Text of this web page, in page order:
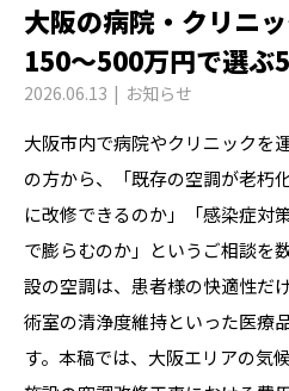
大阪の病院・クリニ
150〜500万円で選ぶ
2026.06.13 お知らせ
大阪市内で病院やクリニックを
の方から、「既存の空調が老朽
に改修できるのか」「感染症対
で膨らむのか」というご相談を
設の空調は、患者様の快適性だ
術室の清浄度維持といった医療
す。本稿では、大阪エリアの気